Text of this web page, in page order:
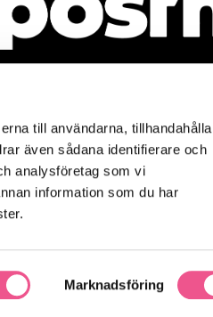
till användarna, tillhandahålla
även sådana identifierare och
analysföretag som vi
information som du har
Marknadsföring